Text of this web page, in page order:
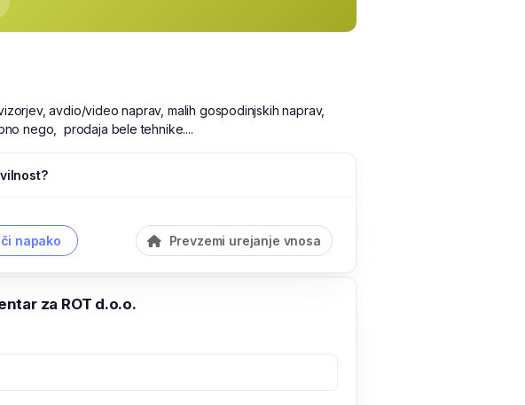
avdio/video naprav, malih gospodinjskih naprav,
nego, prodaja bele tehnike....
napako Prevzemi urejanje vnosa
za ROT d.o.o.